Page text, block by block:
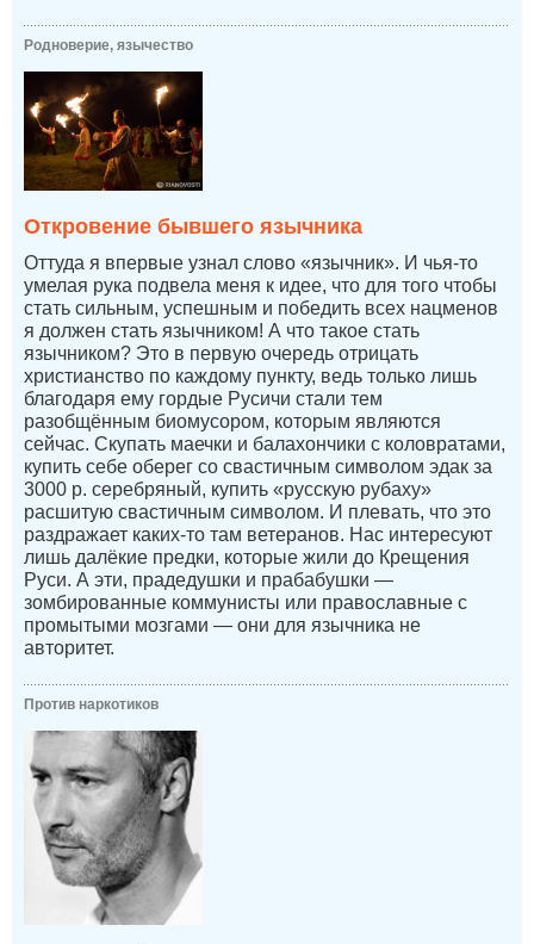
Родноверие, язычество
Откровение бывшего язычника
Оттуда я впервые узнал слово «язычник». И чья-то
умелая рука подвела меня к идее, что для того чтобы
стать сильным, успешным и победить всех нацменов
я должен стать язычником! А что такое стать
язычником? Это в первую очередь отрицать
христианство по каждому пункту, ведь только лишь
благодаря ему гордые Русичи стали тем
разобщённым биомусором, которым являются
сейчас. Скупать маечки и балахончики с коловратами,
купить себе оберег со свастичным символом эдак за
3000 р. серебряный, купить «русскую рубаху»
расшитую свастичным символом. И плевать, что это
раздражает каких-то там ветеранов. Нас интересуют
лишь далёкие предки, которые жили до Крещения
Руси. А эти, прадедушки и прабабушки —
зомбированные коммунисты или православные с
промытыми мозгами — они для язычника не
авторитет.
Против наркотиков